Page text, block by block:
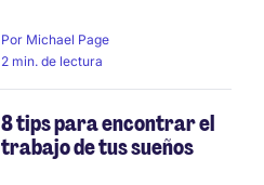
Por Michael Page
2 min. de lectura
8 tips para encontrar el
trabajo de tus sueños